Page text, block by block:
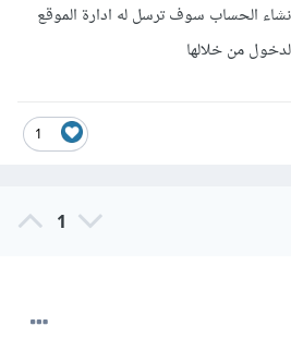
الحساب سوف ترسل له ادارة الموقع
من خلالها
1
1